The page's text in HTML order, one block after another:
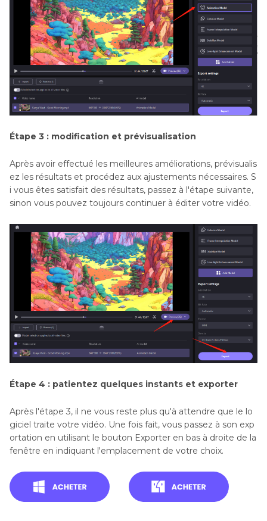
Étape 3 : modification et prévisualisation
Après avoir effectué les meilleures améliorations, prévisualis
ez les résultats et procédez aux ajustements nécessaires. S
i vous êtes satisfait des résultats, passez à l'étape suivante,
sinon vous pouvez toujours continuer à éditer votre vidéo.
Étape 4 : patientez quelques instants et exporter
Après l'étape 3, il ne vous reste plus qu'à attendre que le lo
giciel traite votre vidéo. Une fois fait, vous passez à son exp
ortation en utilisant le bouton Exporter en bas à droite de la
fenêtre en indiquant l'emplacement de votre choix.